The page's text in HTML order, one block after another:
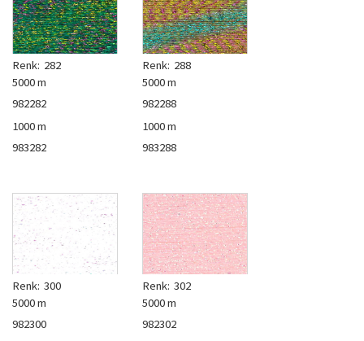
Renk: 282
5000 m
982282
1000 m
983282
Renk: 288
5000 m
982288
1000 m
983288
Renk: 300
5000 m
982300
Renk: 302
5000 m
982302